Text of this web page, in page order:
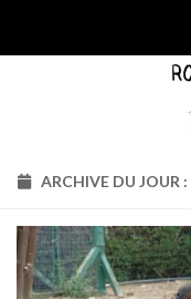
ARCHIVE DU JOUR :